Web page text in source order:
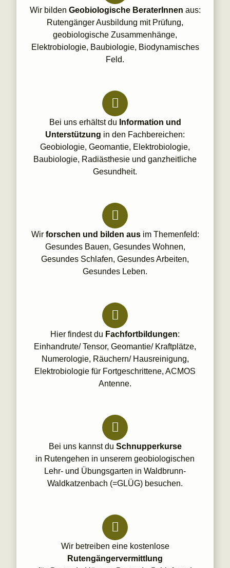
Wir bilden Geobiologische BeraterInnen aus:
Rutengänger Ausbildung mit Prüfung,
geobiologische Zusammenhänge,
Elektrobiologie, Baubiologie, Biodynamisches
Feld.
Bei uns erhältst du Information und
Unterstützung in den Fachbereichen:
Geobiologie, Geomantie, Elektrobiologie,
Baubiologie, Radiästhesie und ganzheitliche
Gesundheit.
Wir forschen und bilden ausim Themenfeld:
Gesundes Bauen, Gesundes Wohnen,
Gesundes Schlafen, Gesundes Arbeiten,
Gesundes Leben.
Hier findest du Fachfortbildungen:
Einhandrute/ Tensor, Geomantie/ Kraftplätze,
Numerologie, Räuchern/ Hausreinigung,
Elektrobiologie für Fortgeschrittene, ACMOS
Antenne.
Bei uns kannst du Schnupperkurse
in Rutengehen in unserem geobiologischen
Lehr- und Übungsgarten in Waldbrunn-
Waldkatzenbach (=GLÜG) besuchen.
Wir betreiben eine kostenlose
Rutengängervermittlung